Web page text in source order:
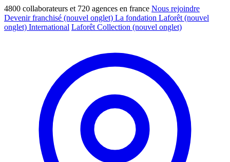
4800 collaborateurs et 720 agences en france Nous rejoindre
Devenir franchisé (nouvel onglet) La fondation Laforêt (nouvel
onglet) International Laforêt Collection (nouvel onglet)